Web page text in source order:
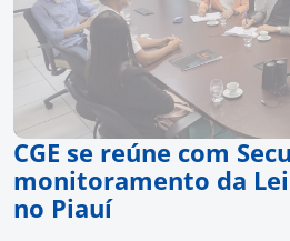
CGE se reúne com
monitoramento da
no Piauí